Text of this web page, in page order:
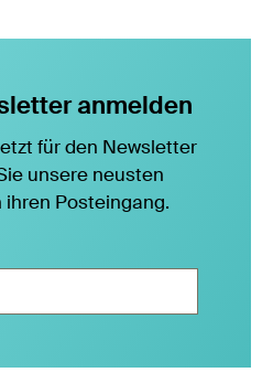
anmelden
für den Newsletter
unsere neusten
Posteingang.